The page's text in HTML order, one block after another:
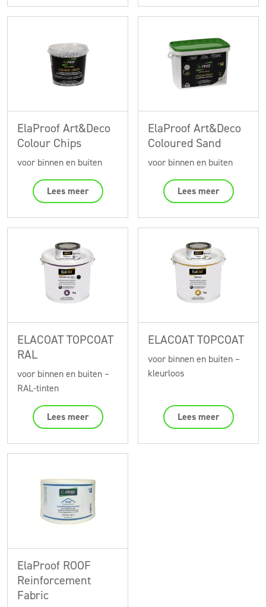
ElaProof Art&Deco
Colour Chips
voor binnen en buiten
Lees meer
ElaProof Art&Deco
Coloured Sand
voor binnen en buiten
Lees meer
ELACOAT TOPCOAT
RAL
voor binnen en buiten –
RAL-tinten
Lees meer
ELACOAT TOPCOAT
voor binnen en buiten –
kleurloos
Lees meer
ElaProof ROOF
Reinforcement
Fabric